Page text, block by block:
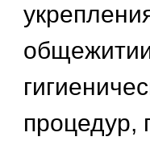
процедур,